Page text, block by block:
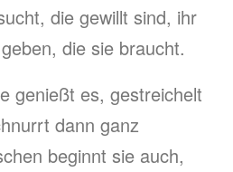
die gewillt sind, ihr
die sie braucht.
genießt es, gestreichelt
dann ganz
beginnt sie auch,